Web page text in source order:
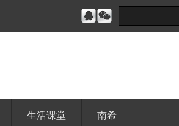
生活课堂 南希